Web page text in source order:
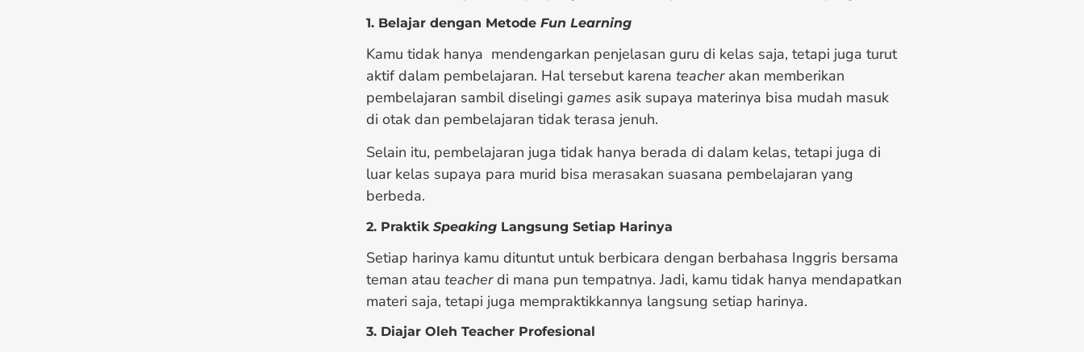
1. Belajar dengan Metode Fun Learning
Kamu tidak hanya mendengarkan penjelasan guru di kelas saja, tetapi juga turut
aktif dalam pembelajaran. Hal tersebut karena teacherakan memberikan
pembelajaran sambil diselingi games asik supaya materinya bisa mudah masuk
di otak dan pembelajaran tidak terasa jenuh.
Selain itu, pembelajaran juga tidak hanya berada di dalam kelas, tetapi juga di
luar kelas supaya para murid bisa merasakan suasana pembelajaran yang
berbeda.
2. Praktik Speaking Langsung Setiap Harinya
Setiap harinya kamu dituntut untuk berbicara dengan berbahasa Inggris bersama
teman atau teacherdi mana pun tempatnya. Jadi, kamu tidak hanya mendapatkan
materi saja, tetapi juga mempraktikkannya langsung setiap harinya.
3. Diajar Oleh Teacher Profesional